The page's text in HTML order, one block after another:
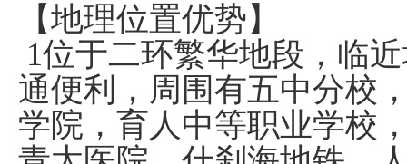
【地理位置优势】
1位于二环繁华地段，临
通便利，周围有五中分校
学院，育人中等职业学校